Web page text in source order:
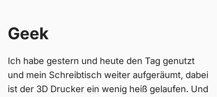
Geek
Ich habe gestern und heute den Tag genutzt
und mein Schreibtisch weiter aufgeräumt, dabei
ist der 3D Drucker ein wenig heiß gelaufen. Und